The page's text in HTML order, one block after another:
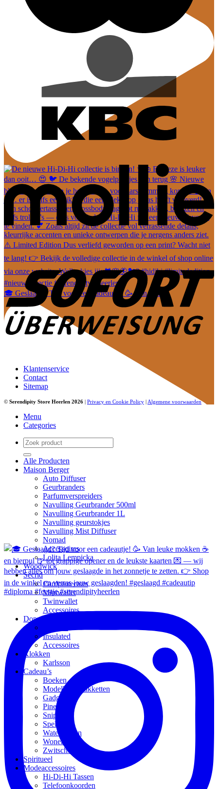
🎓 Geslaagd? Tijd voor een cadeautje! 🥳 Van leuke
Klantenservice
Contact
Sitemap
© Serendipity Store Heerlen 2026 | Privacy en Cookie Policy | Algemene voorwaarden
Menu
Categories
Zoeken
naar:
Alle Producten
Maison Berger
Auto Diffuser
Geurbranders
Parfumverspreiders
Navulling Geurbrander 500ml
Navulling Geurbrander 1L
Navulling geurstokjes
Navulling Mist Diffuser
Nomad
Accessoires
Lolita Lempicka
Woodwick
Secrid
Cardprotectors
Miniwallet
Twinwallet
Accessoires
Dopper
Insulated
Accessoires
Klokken
Karlsson
Cadeau’s
Boeken
Modelbouwpakketten
Gadgets
Pineut
Snippers
Spellen
Waterflessen
Wonen
Zwitscherbox
Spiritueel
Modeaccessoires
Hi-Di-Hi Tassen
Telefoonkoorden